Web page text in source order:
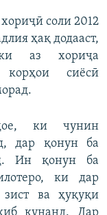
соли 2012
ҳақ додааст,
ки аз хориҷа
сиёсӣ
ки чунин
дар қонун ба
Ин қонун ба
ки дар
ва ҳуқуқи
кунанд. Дар